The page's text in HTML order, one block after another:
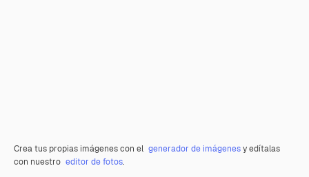
Crea tus propias imágenes con el generador de imágenesy edítalas
con nuestro editor de fotos.